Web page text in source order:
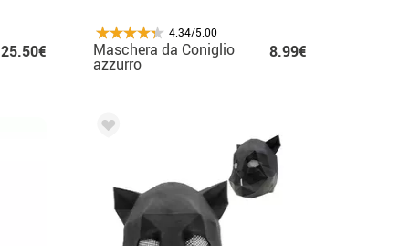
25.50€
4.34/5.00
Maschera da Coniglio
azzurro
8.99€